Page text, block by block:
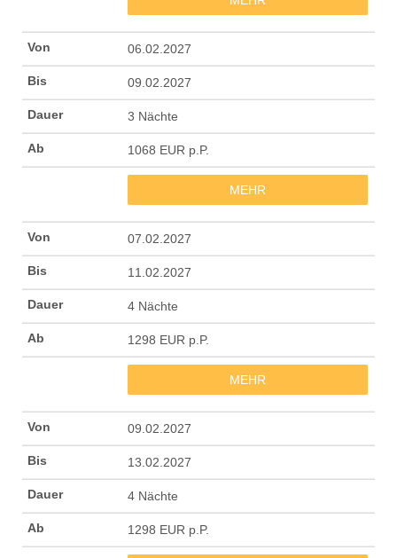
06.02.2027
09.02.2027
3 Nächte
1068 EUR p.P.
MEHR
07.02.2027
11.02.2027
4 Nächte
1298 EUR p.P.
MEHR
09.02.2027
13.02.2027
4 Nächte
1298 EUR p.P.